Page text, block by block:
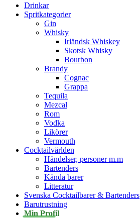
Drinkar
Spritkategorier
Gin
Whisky
Irländsk Whiskey
Skotsk Whisky
Bourbon
Brandy
Cognac
Grappa
Tequila
Mezcal
Rom
Vodka
Likörer
Vermouth
Cocktailvärlden
Händelser, personer m.m
Bartenders
Kända barer
Litteratur
Svenska Cocktailbarer & Bartenders
Barutrustning
Min Profil